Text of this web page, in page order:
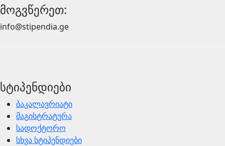
მოგვწერეთ:
info@stipendia.ge
სტიპენდიები
ბაკალავრიატი
მაგისტრატურა
სადოქტორო
სხვა სტიპენდიები